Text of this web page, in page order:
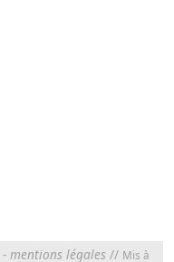
- mentions légales // Mis à